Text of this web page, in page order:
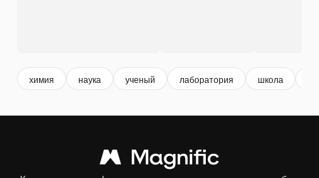
химия наука ученый лаборатория школа